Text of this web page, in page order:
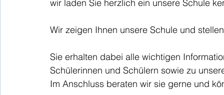
wir laden Sie herzlich ein unsere Schule
Wir zeigen Ihnen unsere Schule und
Sie erhalten dabei alle wichtigen
Schülerinnen und Schülern sowie zu
Im Anschluss beraten wir sie gerne und